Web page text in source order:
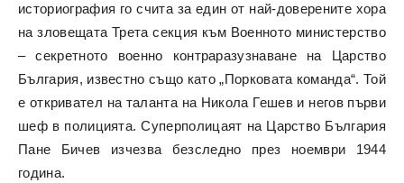
историография го счита за един от най-доверените хора
на зловещата Трета секция към Военното министерство
– секретното военно контраразузнаване на Царство
България, известно също като „Порковата команда“. Той
е откривател на таланта на Никола Гешев и негов първи
шеф в полицията. Суперполицаят на Царство България
Пане Бичев изчезва безследно през ноември 1944
година.